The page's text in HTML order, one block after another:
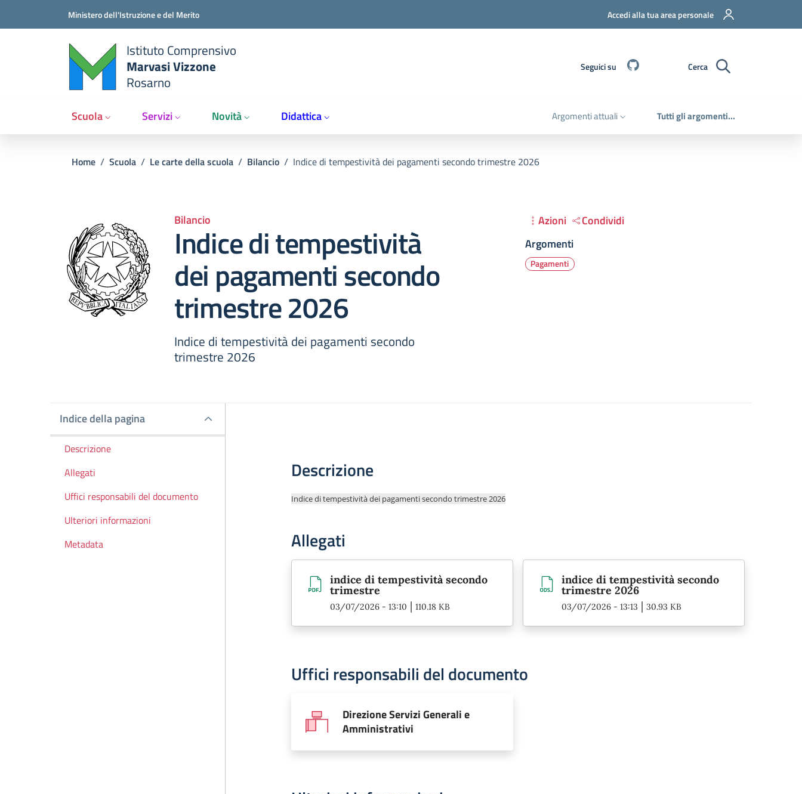
Ministero dell'Istruzione e del Merito Accedi alla tua area personale
Istituto Comprensivo
Marvasi Vizzone
Rosarno
Seguici su Cerca
Scuola Servizi Novità Didattica Argomenti attuali Tutti gli argomenti...
Briciole di pane
Home / Scuola / Le carte della scuola / Bilancio / Indice di tempestività dei pagamenti secondo trimestre 2026
Bilancio
Indice di tempestività
dei pagamenti secondo
trimestre 2026
Indice di tempestività dei pagamenti secondo
trimestre 2026
Azioni
Condividi
Argomenti
Pagamenti
Indice della pagina
Indice della pagina
Descrizione
Allegati
Uffici responsabili del documento
Ulteriori informazioni
Metadata
Descrizione
Indice di tempestività dei pagamenti secondo trimestre 2026
Allegati
indice di tempestività secondo
trimestre
03/07/2026 - 13:10 | 110.18 KB
indice di tempestività secondo
trimestre 2026
03/07/2026 - 13:13 | 30.93 KB
Uffici responsabili del documento
Direzione Servizi Generali e
Amministrativi